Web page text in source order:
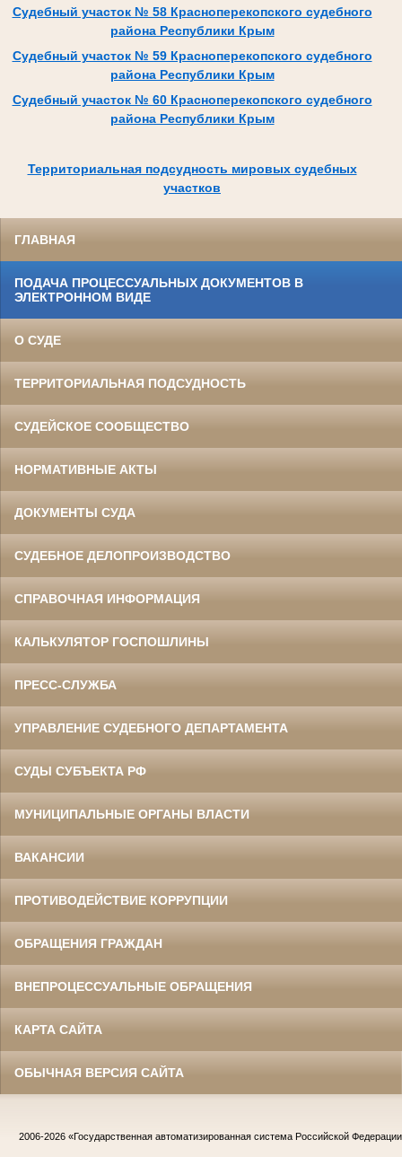
Судебный участок № 58 Красноперекопского судебного
района Республики Крым
Судебный участок № 59 Красноперекопского судебного
района Республики Крым
Судебный участок № 60 Красноперекопского судебного
района Республики Крым
Территориальная подсудность мировых судебных
участков
ГЛАВНАЯ
ПОДАЧА ПРОЦЕССУАЛЬНЫХ ДОКУМЕНТОВ В
ЭЛЕКТРОННОМ ВИДЕ
О СУДЕ
ТЕРРИТОРИАЛЬНАЯ ПОДСУДНОСТЬ
СУДЕЙСКОЕ СООБЩЕСТВО
НОРМАТИВНЫЕ АКТЫ
ДОКУМЕНТЫ СУДА
СУДЕБНОЕ ДЕЛОПРОИЗВОДСТВО
СПРАВОЧНАЯ ИНФОРМАЦИЯ
КАЛЬКУЛЯТОР ГОСПОШЛИНЫ
ПРЕСС-СЛУЖБА
УПРАВЛЕНИЕ СУДЕБНОГО ДЕПАРТАМЕНТА
СУДЫ СУБЪЕКТА РФ
МУНИЦИПАЛЬНЫЕ ОРГАНЫ ВЛАСТИ
ВАКАНСИИ
ПРОТИВОДЕЙСТВИЕ КОРРУПЦИИ
ОБРАЩЕНИЯ ГРАЖДАН
ВНЕПРОЦЕССУАЛЬНЫЕ ОБРАЩЕНИЯ
КАРТА САЙТА
ОБЫЧНАЯ ВЕРСИЯ САЙТА
2006-2026 «Государственная автоматизированная система Российской